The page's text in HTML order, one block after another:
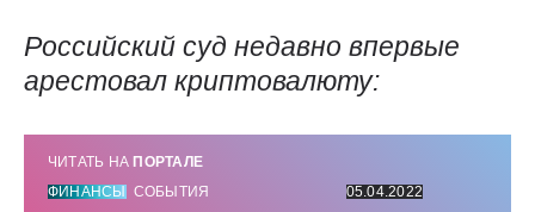
Российский суд недавно впервые
арестовал криптовалюту:
ЧИТАТЬ НА ПОРТАЛЕ
ФИНАНСЫ
СОБЫТИЯ
05.04.2022